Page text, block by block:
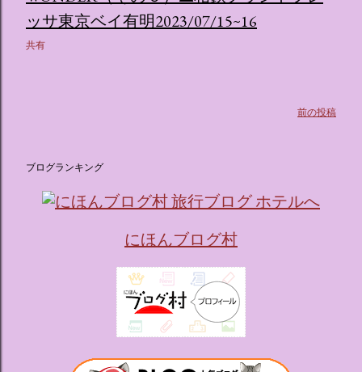
ス ：きらめく光に満ちたガーデンや、美しいボールルーム
（舞踏会）、さらには本物の砂を使ったピンク色の美しいビ
ーチ（ポチャッコの隣に座れるエリア）など、写真映え間違
ッサ東京ベイ有明2023/07/15~16
共有
前の投稿
ブログランキング
にほんブログ村